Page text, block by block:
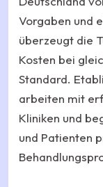
Vorgaben und
überzeugt die
Kosten bei
Standard.
arbeiten mit
Kliniken und
und Patienten